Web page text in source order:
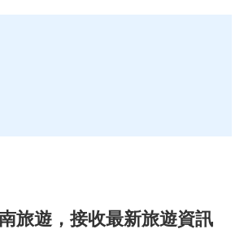
旅遊，接收最新旅遊資訊